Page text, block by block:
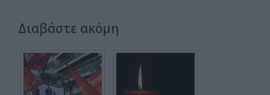
Διαβάστε ακόμη